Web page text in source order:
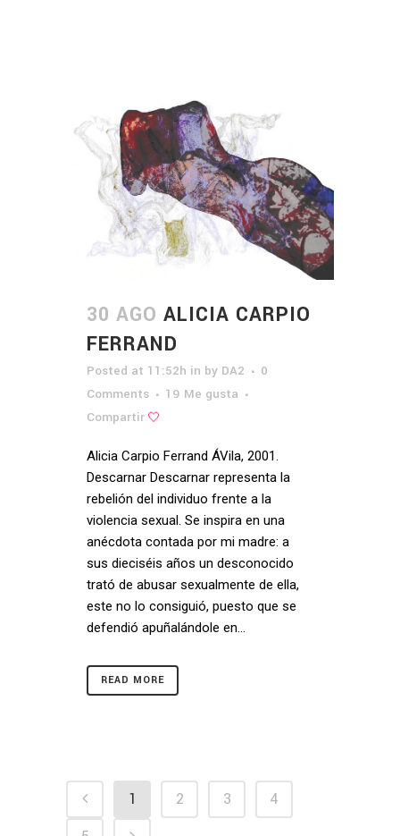
30 AGO ALICIA CARPIO
FERRAND
Posted at 11:52h in by DA2
0
Comments
19 Me gusta
Compartir
Alicia Carpio Ferrand ÁVila, 2001.
Descarnar Descarnar representa la
rebelión del individuo frente a la
violencia sexual. Se inspira en una
anécdota contada por mi madre: a
sus dieciséis años un desconocido
trató de abusar sexualmente de ella,
este no lo consiguió, puesto que se
defendió apuñalándole en...
READ MORE
1 2 3
4